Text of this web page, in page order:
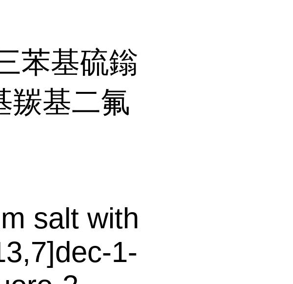
苯基硫鎓
羰基二氟
salt with
1-